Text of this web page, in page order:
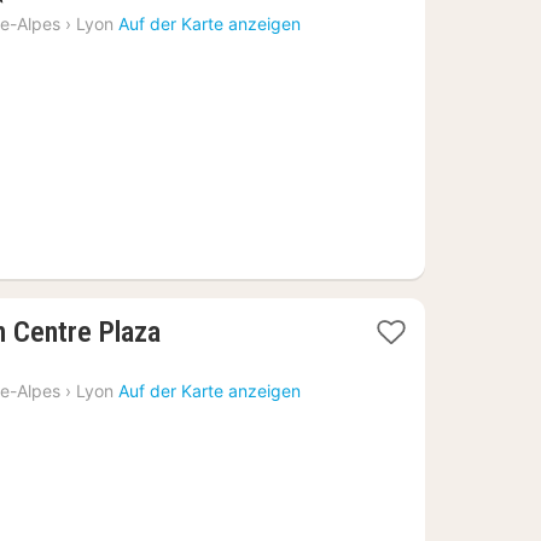
Alpes › Lyon Auf der Karte anzeigen
Centre Plaza
Alpes › Lyon Auf der Karte anzeigen